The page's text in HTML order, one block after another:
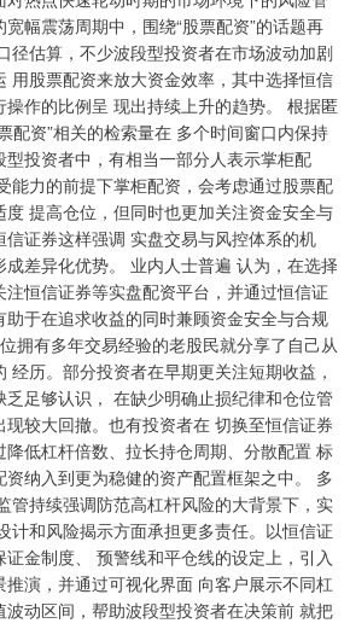
幅震荡周期中，围绕“股票配资”的话题再
径估算，不少波段型投资者在市场波动加剧
用股票配资来放大资金效率，其中选择恒信
作的比例呈 现出持续上升的趋势。 根据匿
配资”相关的检索量在 多个时间窗口内保持
投资者中，有相当一部分人表示掌柜配
能力的前提下掌柜配资，会考虑通过股票配
提高仓位，但同时也更加关注资金安全与
证券这样强调 实盘交易与风控体系的机
差异化优势。 业内人士普遍 认为，在选择
恒信证券等实盘配资平台，并通过恒信证
于在追求收益的同时兼顾资金安全与合规
拥有多年交易经验的老股民就分享了自己从
经历。部分投资者在早期更关注短期收益，
足够认识， 在缺少明确止损纪律和仓位管
较大回撤。也有投资者在 切换至恒信证券
低杠杆倍数、拉长持仓周期、分散配置 标
纳入到更为稳健的资产配置框架之中。 多
管持续强调防范高杠杆风险的大背景下，实
计和风险揭示方面承担更多责任。以恒信证
金制度、 预警线和平仓线的设定上，引入
演，并通过可视化界面 向客户展示不同杠
动区间，帮助波段型投资者在决策前 就把
3940.04 +39.68 +1.02%